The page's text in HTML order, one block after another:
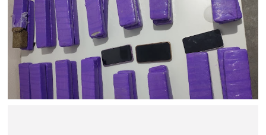
Procurado da justiça é identificado e preso após ser
identificado pelo sistema de reconhecimento facial em
ação do CICOM Sr. do Bonfim e PM em Capim Grosso